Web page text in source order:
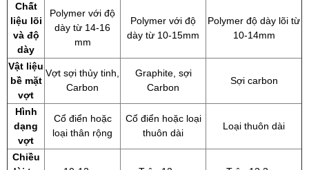
Chất
liệu lõi
và độ
dày
Polymer với độ
dày từ 14-16
mm
Polymer với độ
dày từ 10-15mm
Polymer độ dày lõi từ
10-14mm
Vật liệu
bề mặt
vợt
Vợt sợi thủy tinh,
Carbon
Graphite, sợi
Carbon
Sợi carbon
Hình
dạng
vợt
Cổ điển hoặc
loại thân rộng
Cổ điển hoặc loại
thuôn dài
Loại thuôn dài
Chiều